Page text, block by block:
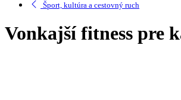
Šport, kultúra a cestovný ruch
Vonkajší fitness pre